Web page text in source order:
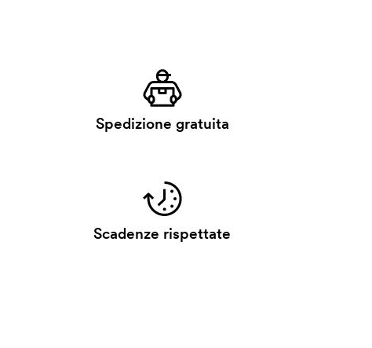
Spedizione gratuita
Scadenze rispettate